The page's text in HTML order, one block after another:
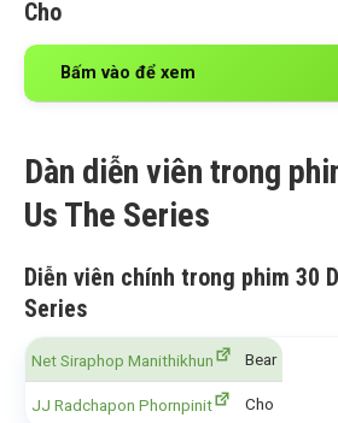
Cho
Bấm vào để xem
Dàn diễn viên trong
Us The Series
Diễn viên chính trong phim 30
Series
Net Siraphop Manithikhun Bear
JJ Radchapon Phornpinit Cho